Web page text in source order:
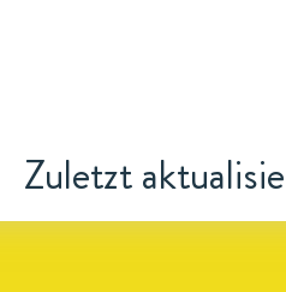
Zuletzt